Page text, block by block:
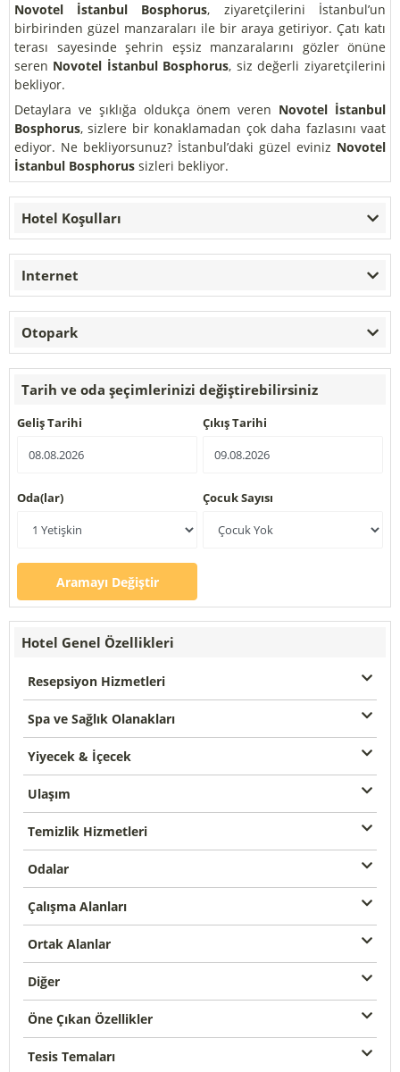
Novotel İstanbul Bosphorus, ziyaretçilerini İstanbul’un
birbirinden güzel manzaraları ile bir araya getiriyor. Çatı katı
terası sayesinde şehrin eşsiz manzaralarını gözler önüne
seren Novotel İstanbul Bosphorus, siz değerli ziyaretçilerini
bekliyor.
Detaylara ve şıklığa oldukça önem veren Novotel İstanbul
Bosphorus, sizlere bir konaklamadan çok daha fazlasını vaat
ediyor. Ne bekliyorsunuz? İstanbul’daki güzel eviniz Novotel
İstanbul Bosphorus sizleri bekliyor.
Hotel Koşulları
Internet
Otopark
Tarih ve oda şeçimlerinizi değiştirebilirsiniz
Geliş Tarihi Çıkış Tarihi
Oda(lar) Çocuk Sayısı
Aramayı Değiştir
Hotel Genel Özellikleri
Resepsiyon Hizmetleri
Spa ve Sağlık Olanakları
Yiyecek & İçecek
Ulaşım
Temizlik Hizmetleri
Odalar
Çalışma Alanları
Ortak Alanlar
Diğer
Öne Çıkan Özellikler
Tesis Temaları